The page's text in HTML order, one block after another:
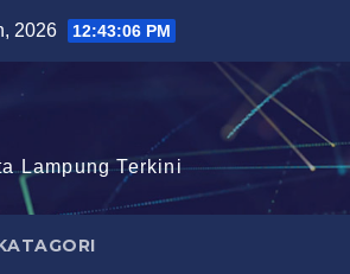
2026 12:43:07 PM
Lampung Terkini